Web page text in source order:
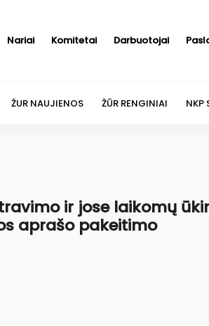
Nariai Komitetai Darbuotojai
ŽUR NAUJIENOS ŽŪR RENGINIAI NKP
ir jose laikomų
aprašo pakeitimo